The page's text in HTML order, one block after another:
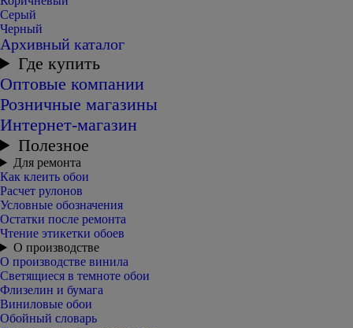
Серый
Черный
Архивный каталог
Где купить
Оптовые компании
Розничные магазины
Интернет-магазин
Полезное
Для ремонта
Как клеить обои
Расчет рулонов
Условные обозначения
Остатки после ремонта
Чтение этикетки обоев
О производстве
О производстве винила
Светящиеся в темноте обои
Флизелин и бумага
Виниловые обои
Обойный словарь